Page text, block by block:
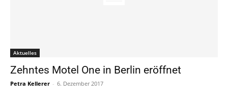
Aktuelles
Zehntes Motel One in Berlin eröffnet
Petra Kellerer - 6. Dezember 2017